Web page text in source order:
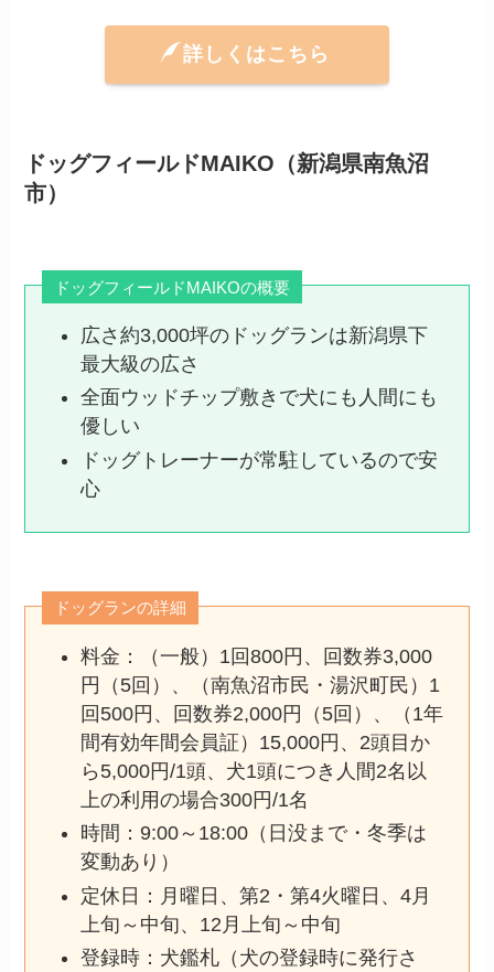
詳しくはこちら
ドッグフィールドMAIKO（新潟県南魚沼
市）
ドッグフィールドMAIKOの概要
広さ約3,000坪のドッグランは新潟県下
最大級の広さ
全面ウッドチップ敷きで犬にも人間にも
優しい
ドッグトレーナーが常駐しているので安
心
ドッグランの詳細
料金：（一般）1回800円、回数券3,000
円（5回）、（南魚沼市民・湯沢町民）1
回500円、回数券2,000円（5回）、（1年
間有効年間会員証）15,000円、2頭目か
ら5,000円/1頭、犬1頭につき人間2名以
上の利用の場合300円/1名
時間：9:00～18:00（日没まで・冬季は
変動あり）
定休日：月曜日、第2・第4火曜日、4月
上旬～中旬、12月上旬～中旬
登録時：犬鑑札（犬の登録時に発行さ